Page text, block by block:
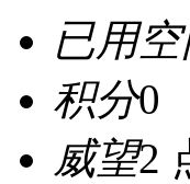
已用
积分0
威望2